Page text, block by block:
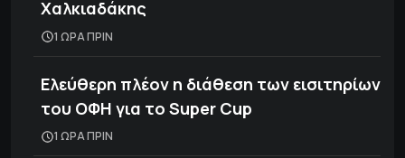
Χαλκιαδάκης
1 ΩΡΑ ΠΡΙΝ
Ελεύθερη πλέον η διάθεση των εισιτηρίων
του ΟΦΗ για το Super Cup
1 ΩΡΑ ΠΡΙΝ